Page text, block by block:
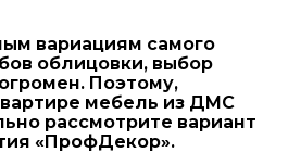
вариациям самого
облицовки, выбор
Поэтому,
мебель из ДМС
рассмотрите вариант
«ПрофДекор».